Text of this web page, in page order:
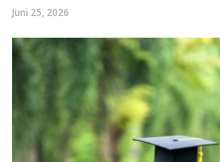
Juni 25, 2026